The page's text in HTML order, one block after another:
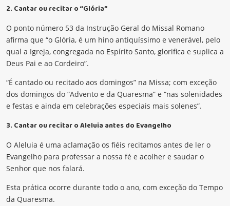
2. Cantar ou recitar o “Glória”
O ponto número 53 da Instrução Geral do Missal Romano
afirma que “o Glória, é um hino antiquíssimo e venerável, pelo
qual a Igreja, congregada no Espírito Santo, glorifica e suplica a
Deus Pai e ao Cordeiro”.
“É cantado ou recitado aos domingos” na Missa; com exceção
dos domingos do “Advento e da Quaresma” e “nas solenidades
e festas e ainda em celebrações especiais mais solenes”.
3. Cantar ou recitar o Aleluia antes do Evangelho
O Aleluia é uma aclamação os fiéis recitamos antes de ler o
Evangelho para professar a nossa fé e acolher e saudar o
Senhor que nos falará.
Esta prática ocorre durante todo o ano, com exceção do Tempo
da Quaresma.